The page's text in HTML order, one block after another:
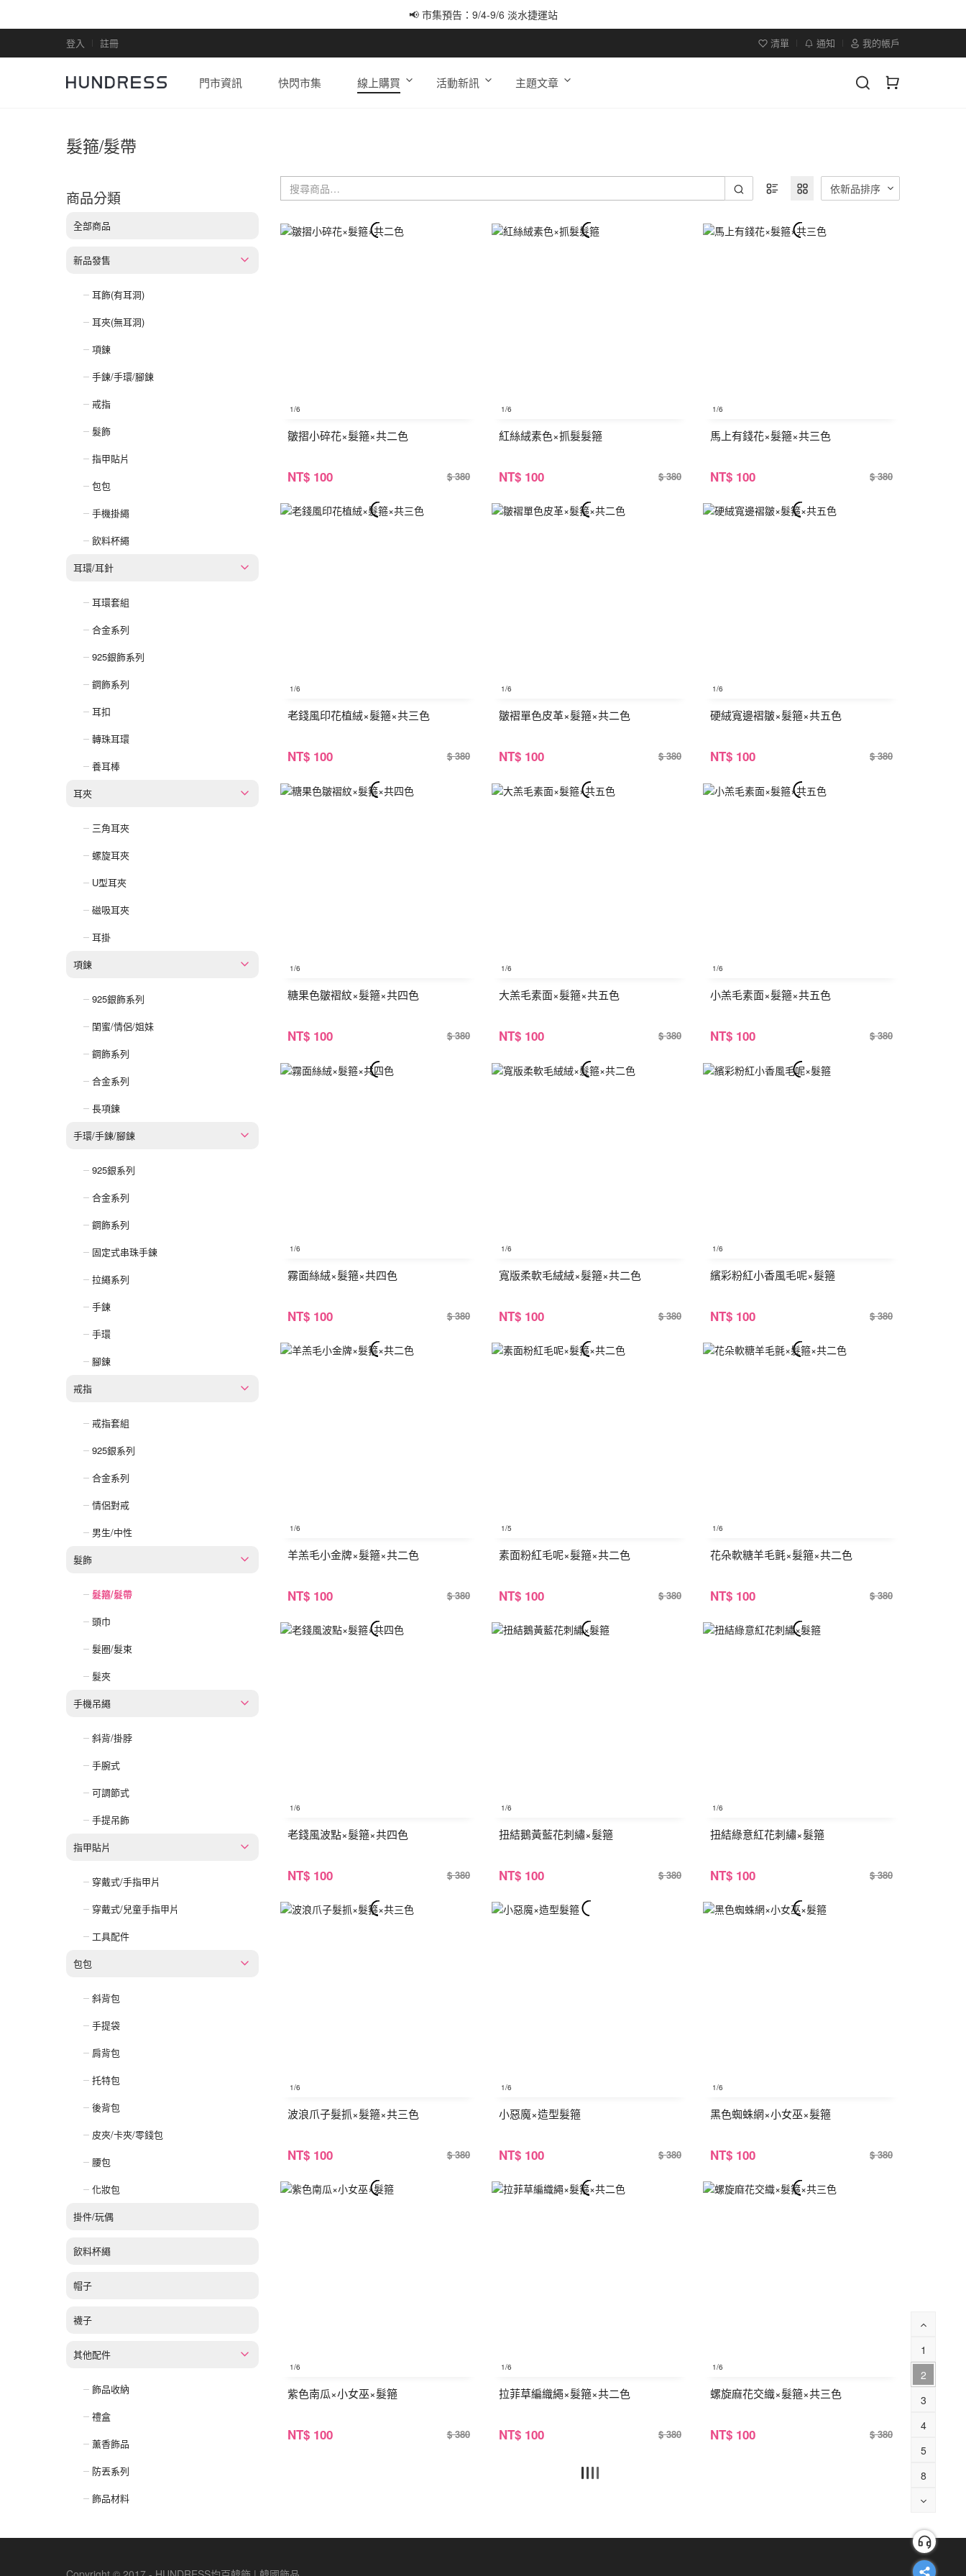
📢 市集預告：9/12-9/13 八里海巡基地
登入 註冊 清單 通知 我的帳戶
門市資訊 快閃市集 線上購買 活動新訊 主題文章
髮箍/髮帶
商品分類
全部商品
新品發售
耳飾(有耳洞)
耳夾(無耳洞)
項鍊
手鍊/手環/腳鍊
戒指
髮飾
指甲貼片
包包
手機掛繩
飲料杯繩
耳環/耳針
耳環套組
合金系列
925銀飾系列
鋼飾系列
耳扣
轉珠耳環
養耳棒
耳夾
三角耳夾
螺旋耳夾
U型耳夾
磁吸耳夾
耳掛
項鍊
925銀飾系列
閨蜜/情侶/姐妹
鋼飾系列
合金系列
長項鍊
手環/手鍊/腳鍊
925銀系列
合金系列
鋼飾系列
固定式串珠手鍊
拉繩系列
手鍊
手環
腳鍊
戒指
戒指套組
925銀系列
合金系列
情侶對戒
男生/中性
髮飾
髮箍/髮帶
頭巾
髮圈/髮束
髮夾
手機吊繩
斜背/掛脖
手腕式
可調節式
手提吊飾
指甲貼片
穿戴式/手指甲片
穿戴式/兒童手指甲片
工具配件
包包
斜背包
手提袋
肩背包
托特包
後背包
皮夾/卡夾/零錢包
腰包
化妝包
掛件/玩偶
飲料杯繩
帽子
襪子
其他配件
飾品收納
禮盒
薰香飾品
防丟系列
飾品材料
依新品排序
1/6
皺摺小碎花×髮箍×共二色
NT$ 100 $ 380
1/6
紅絲絨素色×抓髮髮箍
NT$ 100 $ 380
1/6
馬上有錢花×髮箍×共三色
NT$ 100 $ 380
1/6
老錢風印花植絨×髮箍×共三色
NT$ 100 $ 380
1/6
皺褶單色皮革×髮箍×共二色
NT$ 100 $ 380
1/6
硬絨寬邊褶皺×髮箍×共五色
NT$ 100 $ 380
1/6
糖果色皺褶紋×髮箍×共四色
NT$ 100 $ 380
1/6
大羔毛素面×髮箍×共五色
NT$ 100 $ 380
1/6
小羔毛素面×髮箍×共五色
NT$ 100 $ 380
1/6
霧面絲絨×髮箍×共四色
NT$ 100 $ 380
1/6
寬版柔軟毛絨絨×髮箍×共二色
NT$ 100 $ 380
1/6
繽彩粉紅小香風毛呢×髮箍
NT$ 100 $ 380
1/6
羊羔毛小金牌×髮箍×共二色
NT$ 100 $ 380
1/5
素面粉紅毛呢×髮箍×共二色
NT$ 100 $ 380
1/6
花朵軟糖羊毛氈×髮箍×共二色
NT$ 100 $ 380
1/6
老錢風波點×髮箍×共四色
NT$ 100 $ 380
1/6
扭結鵝黃藍花刺繡×髮箍
NT$ 100 $ 380
1/6
扭結綠意紅花刺繡×髮箍
NT$ 100 $ 380
1/6
波浪爪子髮抓×髮箍×共三色
NT$ 100 $ 380
1/6
小惡魔×造型髮箍
NT$ 100 $ 380
1/6
黑色蜘蛛網×小女巫×髮箍
NT$ 100 $ 380
1/6
紫色南瓜×小女巫×髮箍
NT$ 100 $ 380
1/6
拉菲草編織繩×髮箍×共二色
NT$ 100 $ 380
1/6
螺旋麻花交織×髮箍×共三色
NT$ 100 $ 380
1
2
3
4
5
8